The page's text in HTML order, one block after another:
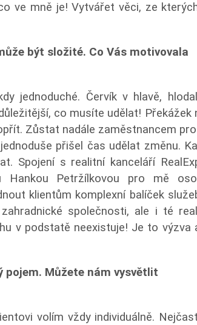
ve mně je! Vytvářet věci, ze
být složité. Co Vás motivovala
jednoduché. Červík v hlavě,
co musíte udělat! Překážek
Zůstat nadále zaměstnancem
přišel čas udělat změnu.
Spojení s realitní kanceláří
Hankou Petržílkovou pro mě
klientům komplexní balíček
společnosti, ale i té
v podstatě neexistuje! Je to výzva
pojem. Můžete nám vysvětlit
volím vždy individuálně.